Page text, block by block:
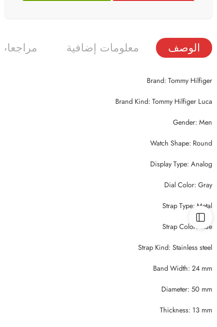
الوصف معلومات إضافية مراجعات
Brand: Tommy Hilfiger
Brand Kind: Tommy Hilfiger Luca
Gender: Men
Watch Shape: Round
Display Type: Analog
Dial Color: Gray
Strap Type: Metal
Strap Color: Blue
Strap Kind: Stainless steel
Band Width: 24 mm
Diameter: 50 mm
Thickness: 13 mm